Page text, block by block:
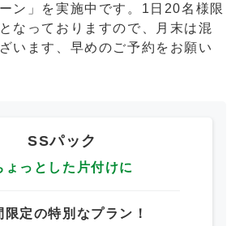
ン」を実施中です。1日20名様限
なっておりますので、月末は混
います、早めのご予約をお願い
SSパック
ょっとした片付けに
限定の特別なプラン！